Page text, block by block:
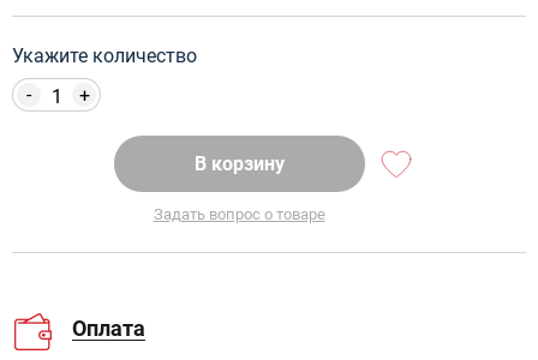
Укажите количество
+
-
В корзину
Задать вопрос о товаре
Оплата